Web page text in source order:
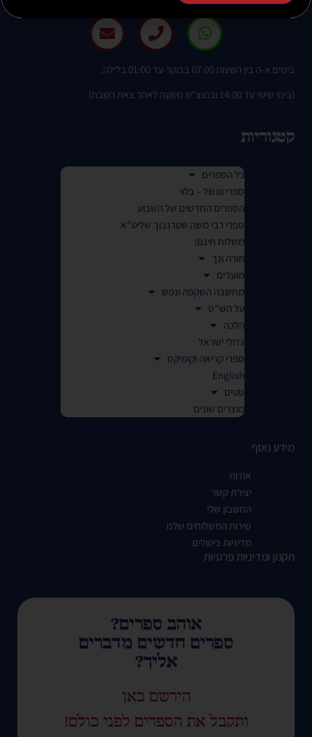
בימים א-ה בין השעות 07:00 בבוקר עד 01:00 בלילה.
(בימי שישי עד 14:00 ובמוצ"ש משעה לאחר צאת השבת)
קטגוריות
כל הספרים
ספרי ווגשל – בלוי
הספרים החדשים של השבוע
ספרי רבי משה שטרנבוך שליט"א
משלוח חינם!
תורה ונך
מועדים
מחשבה השקפה ונפש
על הש"ס
הלכה
גדולי ישראל
ספרי קריאה וקומיקס
English
סטים
מוצרים שונים
מידע נוסף
אודות
יצירת קשר
החשבון שלי
שירות המשלוחים שלנו
מדיניות ביטולים
תקנון ומדיניות פרטיות
אוהב ספרים?
ספרים חדשים מדברים
אליך?
הירשם כאן
ותקבל את הספרים לפני כולם!